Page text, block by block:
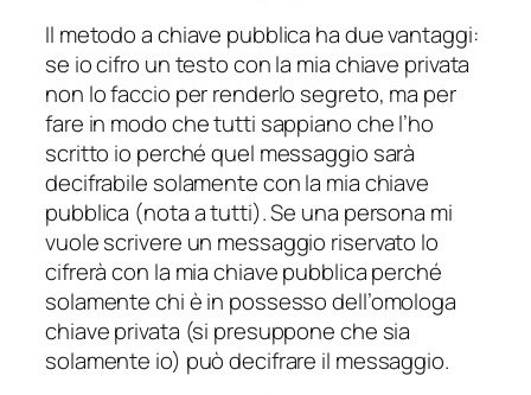
Il metodo a chiave pubblica ha due vantaggi:
se io cifro un testo con la mia chiave privata
non lo faccio per renderlo segreto, ma per
fare in modo che tutti sappiano che l’ho
scritto io perché quel messaggio sarà
decifrabile solamente con la mia chiave
pubblica (nota a tutti). Se una persona mi
vuole scrivere un messaggio riservato lo
cifrerà con la mia chiave pubblica perché
solamente chi è in possesso dell’omologa
chiave privata (si presuppone che sia
solamente io) può decifrare il messaggio.